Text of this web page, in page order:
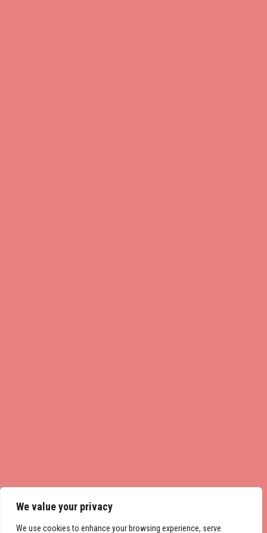
We value your privacy
We use cookies to enhance your browsing experience, serve